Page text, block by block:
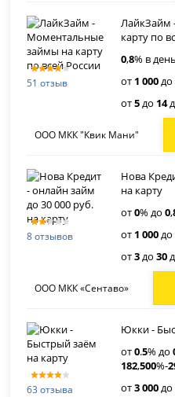
51 отзыв
ЛайкЗайм
карту по
0,8% в
от 1 000до
от5до 14
ООО МКК "Квик Мани"
8 отзывов
Нова
на карту
от0% до0,
от 1 000до
от3до30
ООО МКК «Сентаво»
63 отзыва
Юкки -
от0.5% до
182,500%-
от3 000до